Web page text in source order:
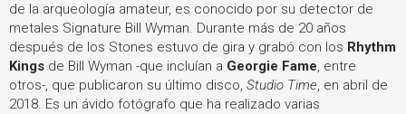
de la arqueología amateur, es conocido por su detector de
metales Signature Bill Wyman. Durante más de 20 años
después de los Stones estuvo de gira y grabó con los Rhythm
Kings de Bill Wyman -que incluían a Georgie Fame, entre
otros-, que publicaron su último disco, Studio Time, en abril de
2018. Es un ávido fotógrafo que ha realizado varias